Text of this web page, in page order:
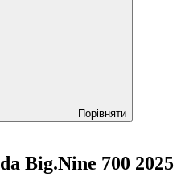
Порівняти
Big.Nine 700 2025